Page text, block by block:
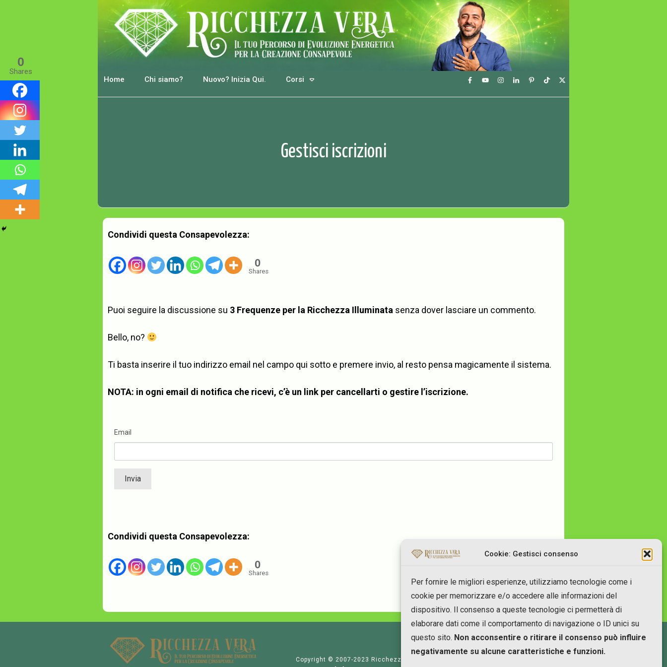
Cookie: Gestisci consenso
Per fornire le migliori esperienze, utilizziamo tecnologie come i
cookie per memorizzare e/o accedere alle informazioni del
dispositivo. Il consenso a queste tecnologie ci permetterà di
elaborare dati come il comportamento di navigazione o ID unici su
questo sito. Non acconsentire o ritirare il consenso può influire
negativamente su alcune caratteristiche e funzioni.
Home Chi siamo? Nuovo? Inizia Qui. Corsi
Gestisci iscrizioni
Condividi questa Consapevolezza:
0
Shares
Puoi seguire la discussione su 3 Frequenze per la Ricchezza Illuminata senza dover lasciare un commento.
Bello, no?
Ti basta inserire il tuo indirizzo email nel campo qui sotto e premere invio, al resto pensa magicamente il sistema.
NOTA: in ogni email di notifica che ricevi, c’è un link per cancellarti o gestire l’iscrizione.
Email
Condividi questa Consapevolezza:
0
Shares
0
Shares
Copyright © 2007-2023 RicchezzaVera.com